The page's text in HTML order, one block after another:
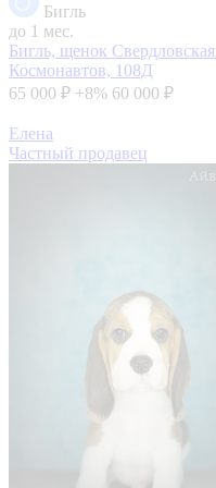
Бигль
до 1 мес.
Бигль, щенок
Космонавтов, 108Д
65 000 ₽ +8% 60 000 ₽
Елена
Частный продавец